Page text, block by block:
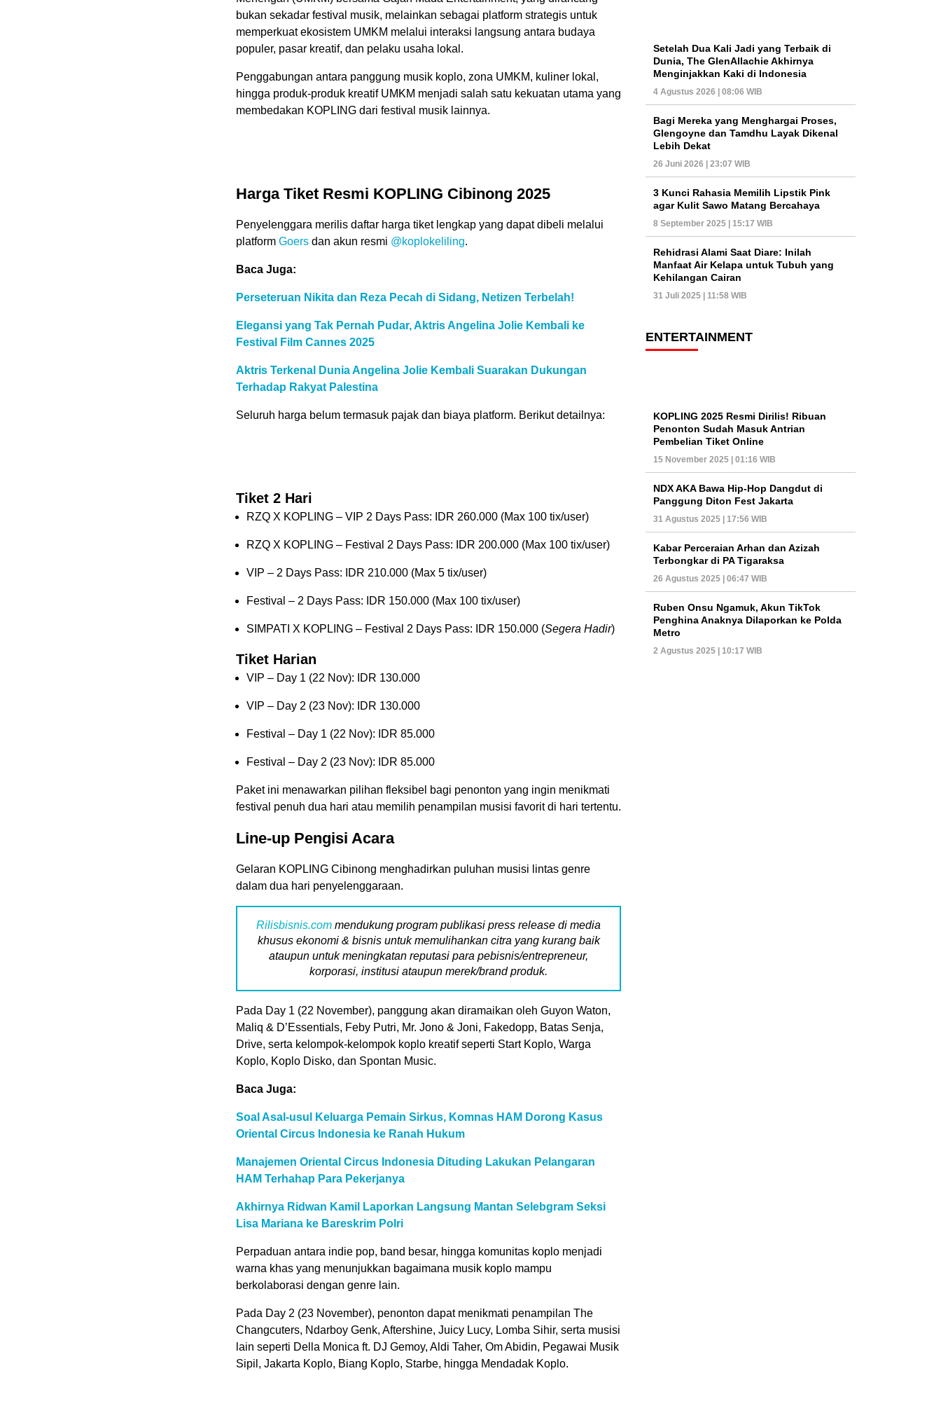
bukan sekadar festival musik, melainkan sebagai platform strategis untuk
memperkuat ekosistem UMKM melalui interaksi langsung antara budaya
populer, pasar kreatif, dan pelaku usaha lokal.
Penggabungan antara panggung musik koplo, zona UMKM, kuliner lokal,
hingga produk-produk kreatif UMKM menjadi salah satu kekuatan utama yang
membedakan KOPLING dari festival musik lainnya.
Harga Tiket Resmi KOPLING Cibinong 2025
Penyelenggara merilis daftar harga tiket lengkap yang dapat dibeli melalui
platform Goers dan akun resmi @koplokeliling.
Baca Juga:
Perseteruan Nikita dan Reza Pecah di Sidang, Netizen Terbelah!
Elegansi yang Tak Pernah Pudar, Aktris Angelina Jolie Kembali ke
Festival Film Cannes 2025
Aktris Terkenal Dunia Angelina Jolie Kembali Suarakan Dukungan
Terhadap Rakyat Palestina
Seluruh harga belum termasuk pajak dan biaya platform. Berikut detailnya:
Tiket 2 Hari
RZQ X KOPLING – VIP 2 Days Pass: IDR 260.000 (Max 100 tix/user)
RZQ X KOPLING – Festival 2 Days Pass: IDR 200.000 (Max 100 tix/user)
VIP – 2 Days Pass: IDR 210.000 (Max 5 tix/user)
Festival – 2 Days Pass: IDR 150.000 (Max 100 tix/user)
SIMPATI X KOPLING – Festival 2 Days Pass: IDR 150.000 (Segera Hadir)
Tiket Harian
VIP – Day 1 (22 Nov): IDR 130.000
VIP – Day 2 (23 Nov): IDR 130.000
Festival – Day 1 (22 Nov): IDR 85.000
Festival – Day 2 (23 Nov): IDR 85.000
Paket ini menawarkan pilihan fleksibel bagi penonton yang ingin menikmati
festival penuh dua hari atau memilih penampilan musisi favorit di hari tertentu.
Line-up Pengisi Acara
Gelaran KOPLING Cibinong menghadirkan puluhan musisi lintas genre
dalam dua hari penyelenggaraan.
Rilisbisnis.com mendukung program publikasi press release di media
khusus ekonomi & bisnis untuk memulihankan citra yang kurang baik
ataupun untuk meningkatan reputasi para pebisnis/entrepreneur,
korporasi, institusi ataupun merek/brand produk.
Pada Day 1 (22 November), panggung akan diramaikan oleh Guyon Waton,
Maliq & D’Essentials, Feby Putri, Mr. Jono & Joni, Fakedopp, Batas Senja,
Drive, serta kelompok-kelompok koplo kreatif seperti Start Koplo, Warga
Koplo, Koplo Disko, dan Spontan Music.
Baca Juga:
Soal Asal-usul Keluarga Pemain Sirkus, Komnas HAM Dorong Kasus
Oriental Circus Indonesia ke Ranah Hukum
Manajemen Oriental Circus Indonesia Dituding Lakukan Pelangaran
HAM Terhahap Para Pekerjanya
Akhirnya Ridwan Kamil Laporkan Langsung Mantan Selebgram Seksi
Lisa Mariana ke Bareskrim Polri
Perpaduan antara indie pop, band besar, hingga komunitas koplo menjadi
warna khas yang menunjukkan bagaimana musik koplo mampu
berkolaborasi dengan genre lain.
Pada Day 2 (23 November), penonton dapat menikmati penampilan The
Changcuters, Ndarboy Genk, Aftershine, Juicy Lucy, Lomba Sihir, serta musisi
lain seperti Della Monica ft. DJ Gemoy, Aldi Taher, Om Abidin, Pegawai Musik
Sipil, Jakarta Koplo, Biang Koplo, Starbe, hingga Mendadak Koplo.
Setelah Dua Kali Jadi yang Terbaik di
Dunia, The GlenAllachie Akhirnya
Menginjakkan Kaki di Indonesia
4 Agustus 2026 | 08:06 WIB
Bagi Mereka yang Menghargai Proses,
Glengoyne dan Tamdhu Layak Dikenal
Lebih Dekat
26 Juni 2026 | 23:07 WIB
3 Kunci Rahasia Memilih Lipstik Pink
agar Kulit Sawo Matang Bercahaya
8 September 2025 | 15:17 WIB
Rehidrasi Alami Saat Diare: Inilah
Manfaat Air Kelapa untuk Tubuh yang
Kehilangan Cairan
31 Juli 2025 | 11:58 WIB
ENTERTAINMENT
KOPLING 2025 Resmi Dirilis! Ribuan
Penonton Sudah Masuk Antrian
Pembelian Tiket Online
15 November 2025 | 01:16 WIB
NDX AKA Bawa Hip-Hop Dangdut di
Panggung Diton Fest Jakarta
31 Agustus 2025 | 17:56 WIB
Kabar Perceraian Arhan dan Azizah
Terbongkar di PA Tigaraksa
26 Agustus 2025 | 06:47 WIB
Ruben Onsu Ngamuk, Akun TikTok
Penghina Anaknya Dilaporkan ke Polda
Metro
2 Agustus 2025 | 10:17 WIB